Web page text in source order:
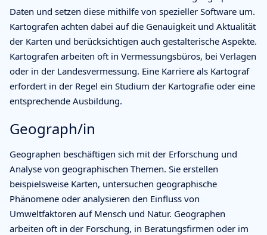
Daten und setzen diese mithilfe von spezieller Software um.
Kartografen achten dabei auf die Genauigkeit und Aktualität
der Karten und berücksichtigen auch gestalterische Aspekte.
Kartografen arbeiten oft in Vermessungsbüros, bei Verlagen
oder in der Landesvermessung. Eine Karriere als Kartograf
erfordert in der Regel ein Studium der Kartografie oder eine
entsprechende Ausbildung.
Geograph/in
Geographen beschäftigen sich mit der Erforschung und
Analyse von geographischen Themen. Sie erstellen
beispielsweise Karten, untersuchen geographische
Phänomene oder analysieren den Einfluss von
Umweltfaktoren auf Mensch und Natur. Geographen
arbeiten oft in der Forschung, in Beratungsfirmen oder im